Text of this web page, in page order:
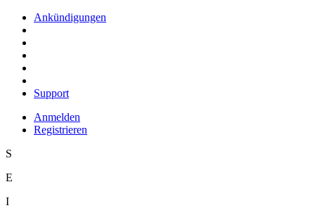
Ankündigungen
Support
Anmelden
Registrieren
S
E
I